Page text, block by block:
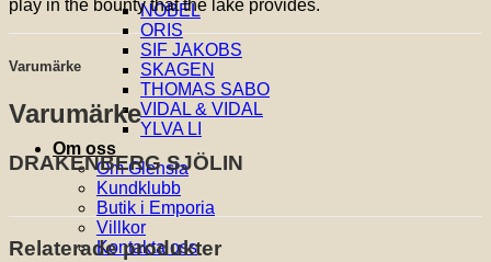
NOBEL
ORIS
SIF JAKOBS
SKAGEN
THOMAS SABO
VIDAL & VIDAL
YLVA LI
Om oss
Om Glensia
Kundklubb
Butik i Emporia
Villkor
Kontakta oss
play in the bounty that the lake provides.
Varumärke
Varumärke
DRAKENBERG SJÖLIN
Relaterade produkter